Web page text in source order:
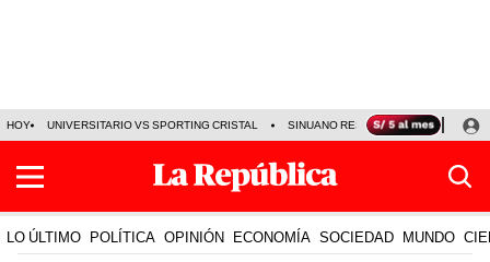
HOY UNIVERSITARIO VS SPORTING CRISTAL SINUANO RESULTADOS HOY
LO ÚLTIMO POLÍTICA OPINIÓN ECONOMÍA SOCIEDAD MUNDO